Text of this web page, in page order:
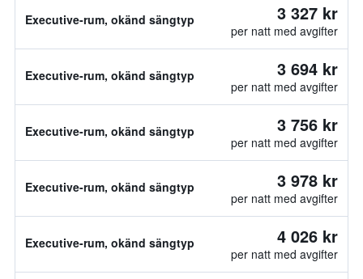
Executive-rum, okänd sängtyp 3 327 kr
per natt med avgifter
Executive-rum, okänd sängtyp 3 694 kr
per natt med avgifter
Executive-rum, okänd sängtyp 3 756 kr
per natt med avgifter
Executive-rum, okänd sängtyp 3 978 kr
per natt med avgifter
Executive-rum, okänd sängtyp 4 026 kr
per natt med avgifter